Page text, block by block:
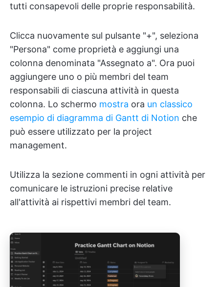
tutti consapevoli delle proprie responsabilità.
Clicca nuovamente sul pulsante "+", seleziona
"Persona" come proprietà e aggiungi una
colonna denominata "Assegnato a". Ora puoi
aggiungere uno o più membri del team
responsabili di ciascuna attività in questa
colonna. Lo schermo mostra ora un classico
esempio di diagramma di Gantt di Notion che
può essere utilizzato per la project
management.
Utilizza la sezione commenti in ogni attività per
comunicare le istruzioni precise relative
all'attività ai rispettivi membri del team.